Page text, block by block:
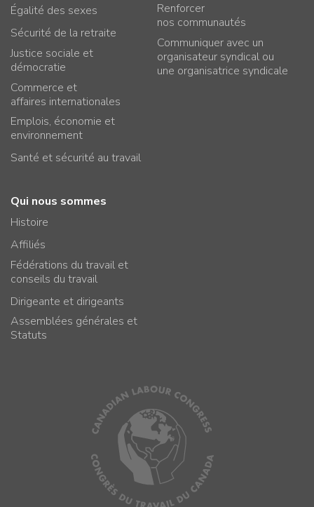
Égalité des sexes
Sécurité de la retraite
Justice sociale et
démocratie
Commerce et
affaires internationales
Emplois, économie et
environnement
Santé et sécurité au travail
Renforcer
nos communautés
Communiquer avec un
organisateur syndical ou
une organisatrice syndicale
Qui nous sommes
Histoire
Affiliés
Fédérations du travail et
conseils du travail
Dirigeante et dirigeants
Assemblées générales et
Statuts